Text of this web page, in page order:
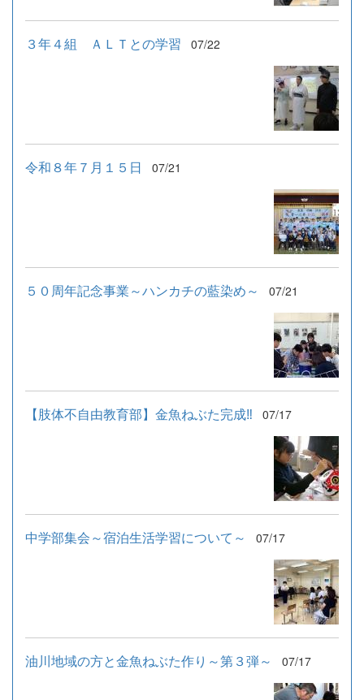
３年４組 ＡＬＴとの学習 07/22
令和８年７月１５日 07/21
５０周年記念事業～ハンカチの藍染め～ 07/21
【肢体不自由教育部】金魚ねぶた完成‼ 07/17
中学部集会～宿泊生活学習について～ 07/17
油川地域の方と金魚ねぶた作り～第３弾～ 07/17